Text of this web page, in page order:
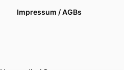
Impressum / AGBs